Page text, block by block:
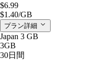
$6.99
$1.40/GB
プラン詳細
Japan 3 GB
3GB
30日間